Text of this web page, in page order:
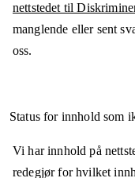
nettstedet til
manglende eller sent
oss.
Status for innhold som
Vi har innhold på
redegjør for hvilket